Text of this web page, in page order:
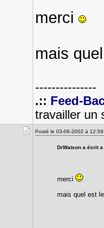
merci
mais
---------------
.:: Feed-
travailler un
Posté le 03-06-2002 à
DrWatson a écrit
merci
mais quel est